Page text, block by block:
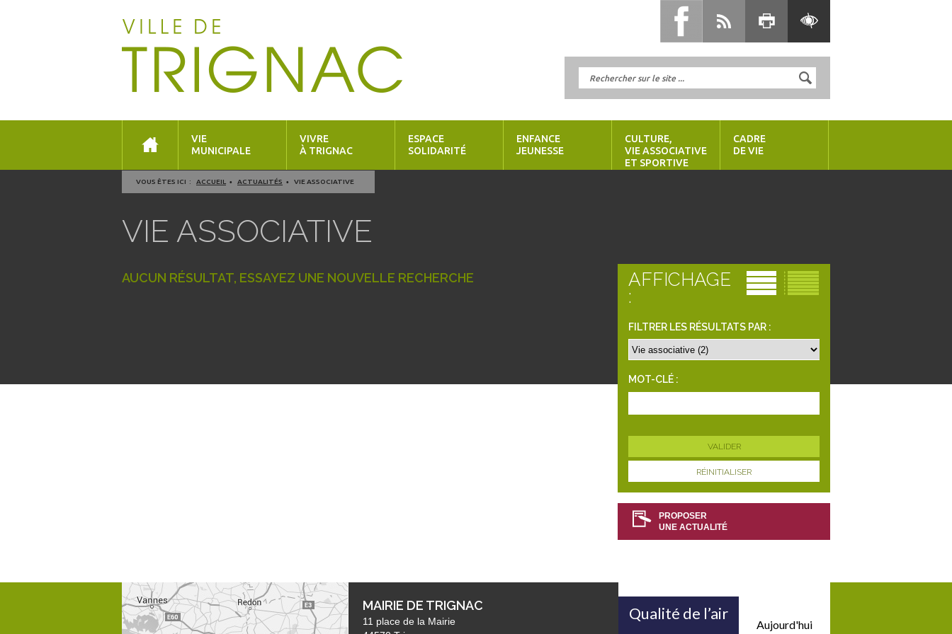
VIE
MUNICIPALE
VIVRE
À TRIGNAC
ESPACE
SOLIDARITÉ
ENFANCE
JEUNESSE
CULTURE,
VIE ASSOCIATIVE
ET SPORTIVE
CADRE
DE VIE
VOUS ÊTES ICI : ACCUEIL ACTUALITÉS VIE ASSOCIATIVE
VIE ASSOCIATIVE
AFFICHAGE
:
FILTRER LES RÉSULTATS PAR :
MOT-CLÉ :
RÉINITIALISER
PROPOSER
UNE ACTUALITÉ
AUCUN RÉSULTAT, ESSAYEZ UNE NOUVELLE RECHERCHE
MAIRIE DE TRIGNAC
11 place de la Mairie